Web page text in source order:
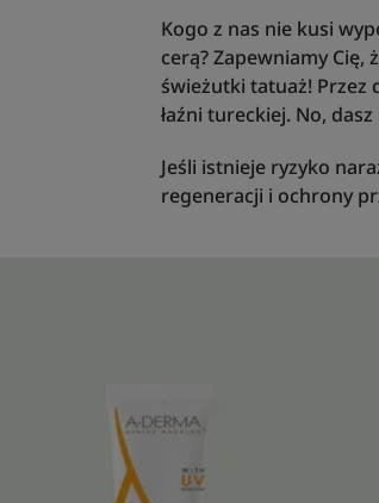
Kogo z nas nie kusi
cerą? Zapewniamy Cię,
świeżutki tatuaż! Przez
łaźni tureckiej. No,
Jeśli istnieje ryzyko
regeneracji i ochrony